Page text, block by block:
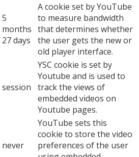
5
months
27 days
A cookie set by YouTube
to measure bandwidth
that determines whether
the user gets the new or
old player interface.
session
YSC cookie is set by
Youtube and is used to
track the views of
embedded videos on
Youtube pages.
never
YouTube sets this
cookie to store the video
preferences of the user